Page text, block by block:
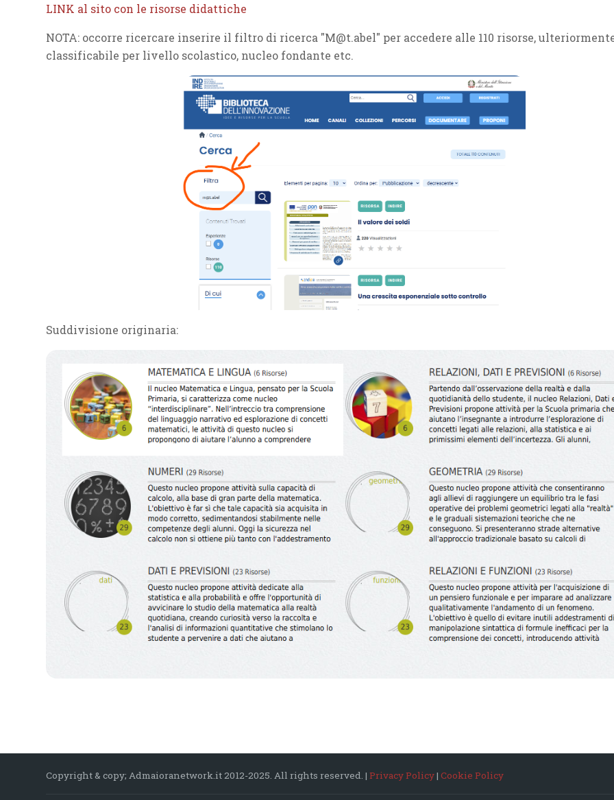
LINK al sito con le risorse didattiche
NOTA: occorre ricercare inserire il filtro di ricerca "M@t.abel" per accedere alle 110 risorse,
classificabile per livello scolastico, nucleo fondante etc.
Suddivisione originaria:
Copyright & copy; Admaioranetwork.it 2012-2025. All rights reserved. | Privacy Policy| Cookie Policy